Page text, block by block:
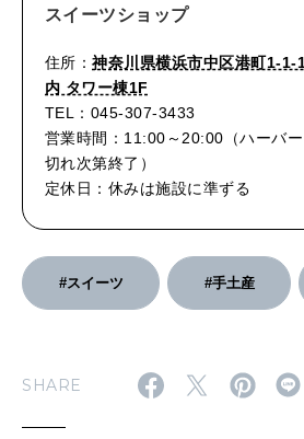
スイーツショップ
住所：神奈川県横浜市中区港町1-1-
内 タワー棟1F
TEL：045-307-3433
営業時間：11:00～20:00（ハーバ
切れ次第終了）
定休日：休みは施設に準ずる
#スイーツ #手土産
SHARE